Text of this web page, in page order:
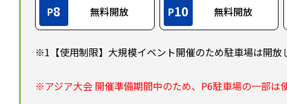
P8 無料開放 P10 無料開放
※1【使用制限】大規模イベント開催のため駐車場は開放
※アジア大会 開催準備期間中のため、P6駐車場の一部は